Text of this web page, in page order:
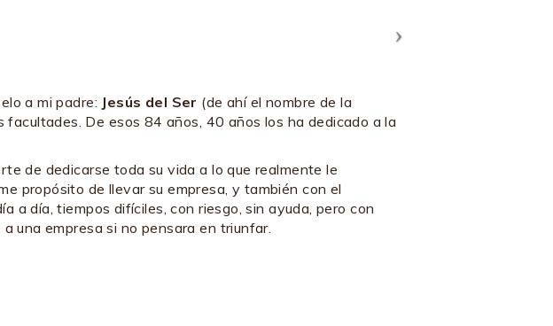
a mi padre: Jesús del Ser (de ahí el nombre de la
De esos 84 años, 40 años los ha dedicado a la
de dedicarse toda su vida a lo que realmente le
propósito de llevar su empresa, y también con el
a día, tiempos difíciles, con riesgo, sin ayuda, pero con
una empresa si no pensara en triunfar.